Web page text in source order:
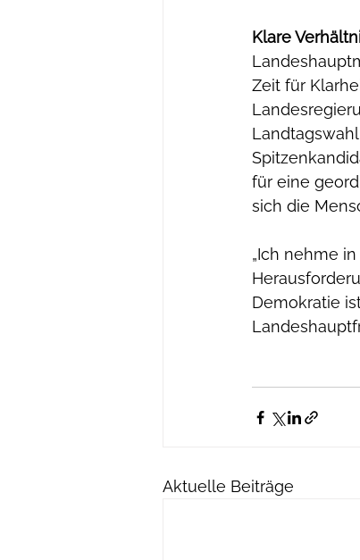
Klare
Zeit für
für eine
sich die
„Ich nehme
Demokratie
Aktuelle Beiträge